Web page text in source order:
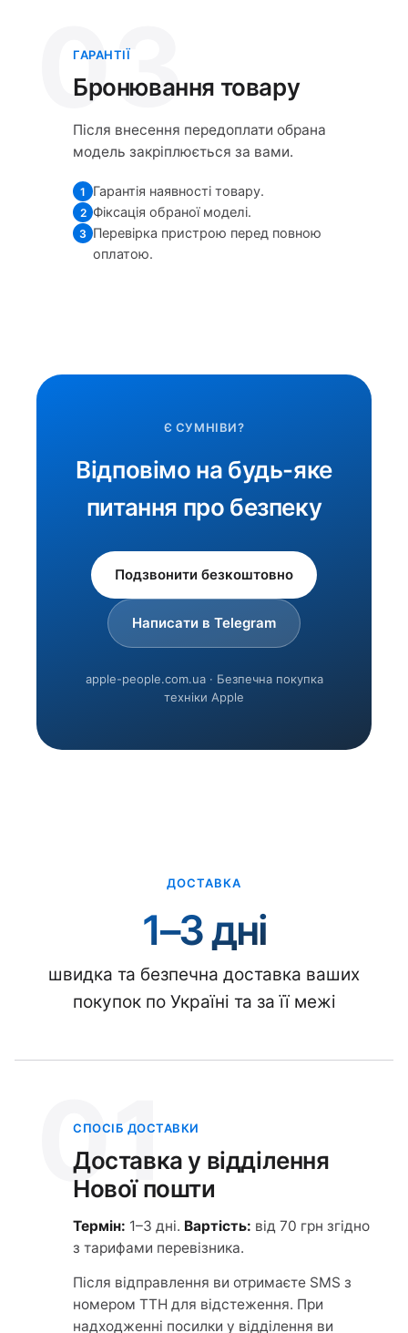
03
ГАРАНТІЇ
Бронювання товару
Після внесення передоплати обрана
модель закріплюється за вами.
1 Гарантія наявності товару.
2 Фіксація обраної моделі.
3 Перевірка пристрою перед повною
оплатою.
Є СУМНІВИ?
Відповімо на будь-яке
питання про безпеку
Подзвонити безкоштовно
Написати в Telegram
apple-people.com.ua · Безпечна покупка
техніки Apple
ДОСТАВКА
1–3 дні
швидка та безпечна доставка ваших
покупок по Україні та за її межі
01
СПОСІБ ДОСТАВКИ
Доставка у відділення
Нової пошти
Термін: 1–3 дні. Вартість: від 70 грн згідно
з тарифами перевізника.
Після відправлення ви отримаєте SMS з
номером ТТН для відстеження. При
надходженні посилки у відділення ви